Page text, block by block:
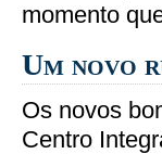
momento
Um novo
Os novos
Centro